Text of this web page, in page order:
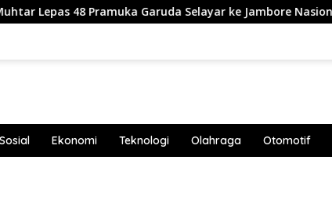
Garuda Selayar ke Jambore Nasional XII 2026 di Cibubur
Sosial Ekonomi Teknologi Olahraga Otomotif